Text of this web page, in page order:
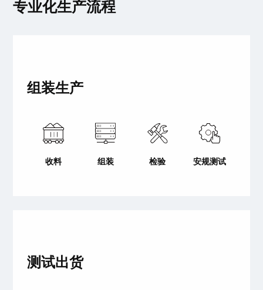
专业化生产流程
组装生产
收料 组装 检验 安规测试
测试出货